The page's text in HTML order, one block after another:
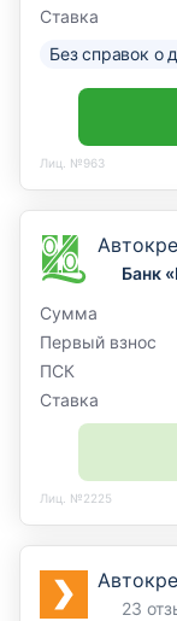
Ставка
Без справок о
Лиц. №963
Банк
Сумма
Первый взнос
ПСК
Ставка
Лиц. №2225
23